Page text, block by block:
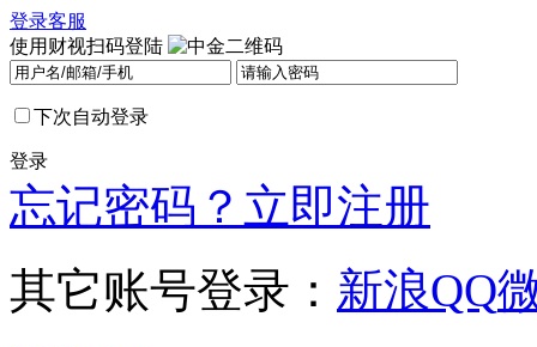
登录客服
使用财视扫码登陆
下次自动登录
登录
忘记密码？ 立即注册
其它账号登录： 新浪QQ